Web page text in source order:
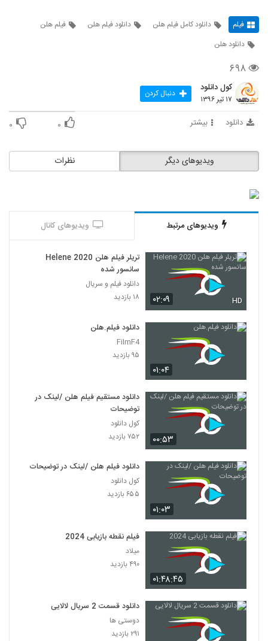
فیلم دانلود کامل فیلم هلن دانلود فیلم هلن
فیلم هلن
دانلود هلن
۶۹۸
کول دانلود
۱۷ تیر ۱۳۹۶ دنبال کردن
دانلود بیشتر ۰ ۰
نظرات ویدیوهای دیگر
ویدیوهای مرتبط ویدیوهای کانال
۰۲:۰۹ HD
تریلر فیلم هلن Helene 2020
سانسور شده
دانلود فیلم و سریال
۱۸ بازدید
۰۱:۰۴
دانلود فیلم.هلن
FilmF4
۹۵ بازدید
۰۰:۵۳
دانلود مستقیم فیلم هلن /لینک در
توضیحات
کول دانلود
۷۵۲ بازدید
۰۱:۰۳
دانلود فیلم هلن /لینک در توضیحات
کول دانلود
۶۵۵ بازدید
۰۱:۴۸:۴۵
فیلم نقطه بازیابی 2024
میلاد
۴۹۰ بازدید
دانلود قسمت 2 سریال لالایی
دوستی ها
۲۹۱ بازدید